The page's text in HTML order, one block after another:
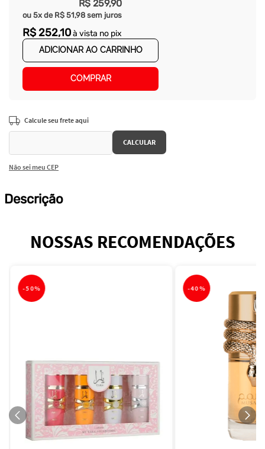
R$ 259,90
ou 5x de R$ 51,98 sem juros
R$ 252,10à vista no pix
ADICIONAR AO CARRINHO
COMPRAR
Não sei meu CEP
Descrição
NOSSAS RECOMENDAÇÕES
-50% -40%